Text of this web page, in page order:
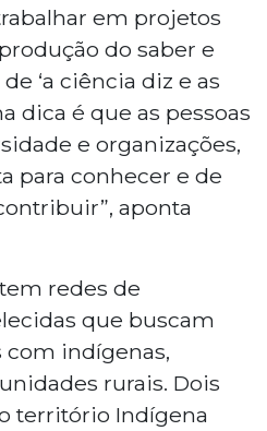
em projetos
do saber e
‘a ciência diz e as
dica é que as pessoas
e organizações,
para conhecer e de
aponta
redes de
que buscam
com indígenas,
rurais. Dois
território Indígena